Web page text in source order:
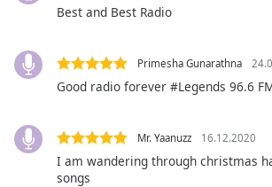
descriptions
selected
settings,
opens
subtitles
Best and Best Radio
Primesha Gunarathna
Good radio forever #Legends 96.6
Mr. Yaanuzz 16.12.2020
I am wandering through christmas
songs